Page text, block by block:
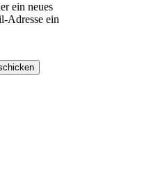
ein neues
Adresse ein